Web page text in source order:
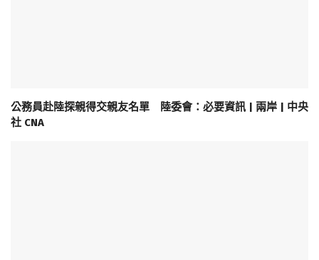
公務員赴陸探親得交親友名單 陸委會：必要資訊 | 兩岸 | 中央
社 CNA